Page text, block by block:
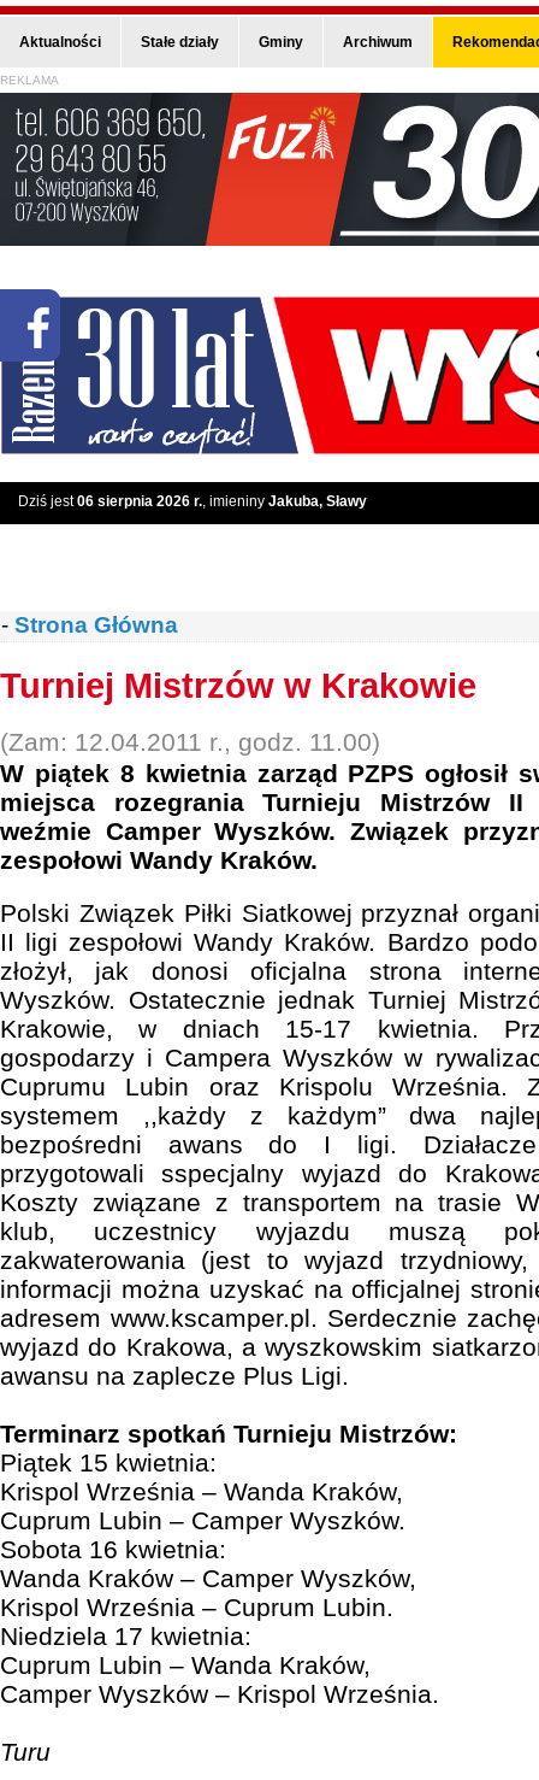
Aktualności Stałe działy Gminy Archiwum
REKLAMA
Dziś jest06 sierpnia 2026 r., imieniny Jakuba, Sławy
- Strona Główna
Turniej Mistrzów w Krakowie
(Zam: 12.04.2011 r., godz. 11.00)
W piątek 8 kwietnia zarząd PZPS ogłosił
miejsca rozegrania Turnieju Mistrzów
weźmie Camper Wyszków. Związek
zespołowi Wandy Kraków.
Polski Związek Piłki Siatkowej przyznał
II ligi zespołowi Wandy Kraków. Bardzo
złożył, jak donosi oficjalna strona
Wyszków. Ostatecznie jednak Turniej
Krakowie, w dniach 15-17 kwietnia.
gospodarzy i Campera Wyszków w
Cuprumu Lubin oraz Krispolu Września.
systemem ,,każdy z każdym” dwa
bezpośredni awans do I ligi.
przygotowali sspecjalny wyjazd do
Koszty związane z transportem na trasie
klub, uczestnicy wyjazdu muszą
zakwaterowania (jest to wyjazd
informacji można uzyskać na officjalnej
adresem www.kscamper.pl. Serdecznie
wyjazd do Krakowa, a wyszkowskim
awansu na zaplecze Plus Ligi.
Terminarz spotkań Turnieju Mistrzów:
Piątek 15 kwietnia:
Krispol Września – Wanda Kraków,
Cuprum Lubin – Camper Wyszków.
Sobota 16 kwietnia:
Wanda Kraków – Camper Wyszków,
Krispol Września – Cuprum Lubin.
Niedziela 17 kwietnia:
Cuprum Lubin – Wanda Kraków,
Camper Wyszków – Krispol Września.
Turu